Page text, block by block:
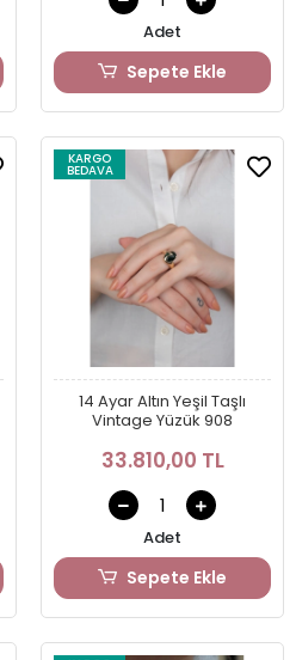
Adet
Sepete Ekle
KARGO
BEDAVA
14 Ayar Altın Yeşil Taşlı
Vintage Yüzük 908
33.810,00 TL
Adet
Sepete Ekle